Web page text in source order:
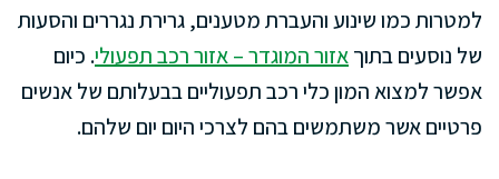
למטרות כמו שינוע והעברת מטענים, גרירת נגררים והסעות
של נוסעים בתוךאזור המוגדר – אזור רכב תפעולי. כיום
אפשר למצוא המון כלי רכב תפעוליים בבעלותם של אנשים
פרטיים אשר משתמשים בהם לצרכי היום יום שלהם.